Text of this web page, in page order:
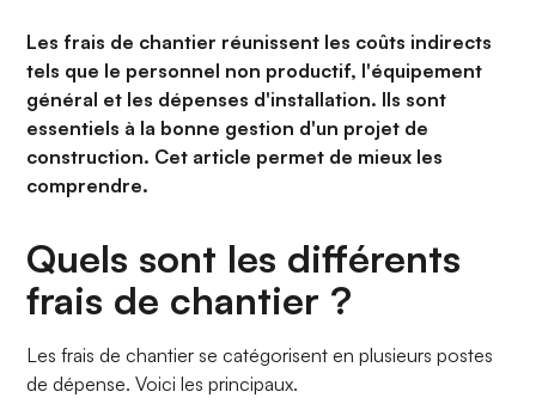
Les frais de chantier réunissent les coûts indirects
tels que le personnel non productif, l'équipement
général et les dépenses d'installation. Ils sont
essentiels à la bonne gestion d'un projet de
construction. Cet article permet de mieux les
comprendre.
Quels sont les différents
frais de chantier ?
Les frais de chantier se catégorisent en plusieurs postes
de dépense. Voici les principaux.